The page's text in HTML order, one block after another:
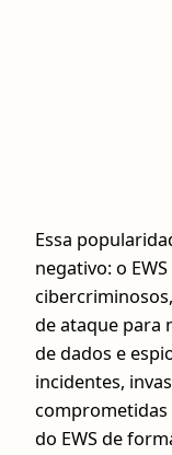
Essa
negativo: o
de ataque para
de dados e
incidentes,
comprometidas
do EWS de